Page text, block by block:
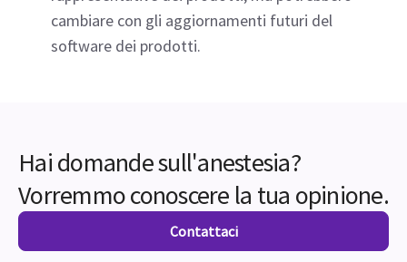
procedures. Perioperative Medicine, 3(7).
doi:10.1186/2047-0525-3-7.
NOTA: le immagini delle schermate sono
cambiare con gli aggiornamenti futuri del
software dei prodotti.